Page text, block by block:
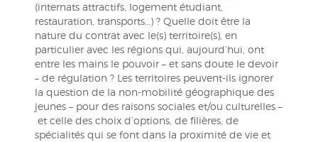
(internats attractifs, logement étudiant,
restauration, transports…) ? Quelle doit être la
nature du contrat avec le(s) territoire(s), en
particulier avec les régions qui, aujourd’hui, ont
entre les mains le pouvoir – et sans doute le devoir
– de régulation ? Les territoires peuvent-ils ignorer
la question de la non-mobilité géographique des
jeunes – pour des raisons sociales et/ou culturelles –
et celle des choix d’options, de filières, de
spécialités qui se font dans la proximité de vie et